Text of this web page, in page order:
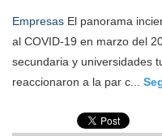
Empresas El panorama
al COVID-19 en marzo del
secundaria y universidades
reaccionaron a la par c...